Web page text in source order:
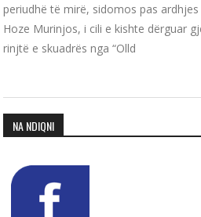
periudhë të mirë, sidomos pas
Hoze Murinjos, i cili e kishte dërguar
rinjtë e skuadrës nga “Olld
NA NDIQNI